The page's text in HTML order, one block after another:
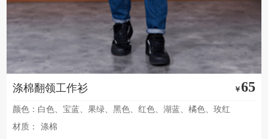
涤棉翻领工作衫 ￥65
颜色：白色、宝蓝、果绿、黑色、红色、湖蓝、橘色、玫红
材质：
涤棉